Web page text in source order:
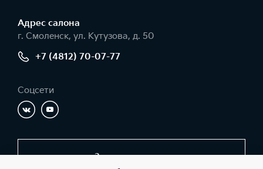
Адрес салонa
г. Смоленск, ул. Кутузова, д. 50
+7 (4812) 70-07-77
Соцсети
Заказать звонок